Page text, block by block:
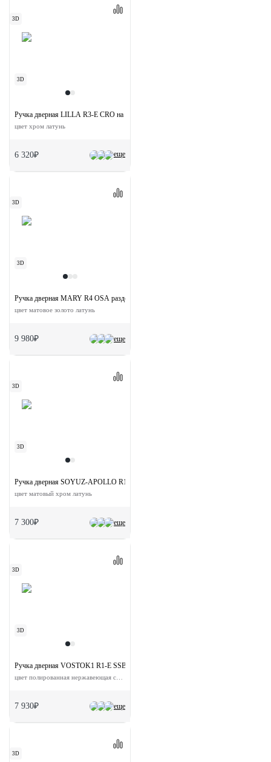
3D
3D
еще
Ручка дверная LILLA R3-E CRO на круглой розетке
цвет хром латунь
6 320₽
3D
3D
еще
Ручка дверная MARY R4 OSA раздельная на круглой розетке
цвет матовое золото латунь
9 980₽
3D
3D
еще
Ручка дверная SOYUZ-APOLLO R1-E SSS на круглой розетке
цвет матовый хром латунь
7 300₽
3D
3D
еще
Ручка дверная VOSTOK1 R1-E SSB на круглой розетке
7 930₽
3D